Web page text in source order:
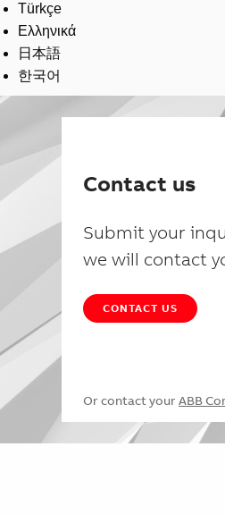
Türkçe
Ελληνικά
日本語
한국어
Contact us
Submit your
we will contact
CONTACT US
Or contact your ABB